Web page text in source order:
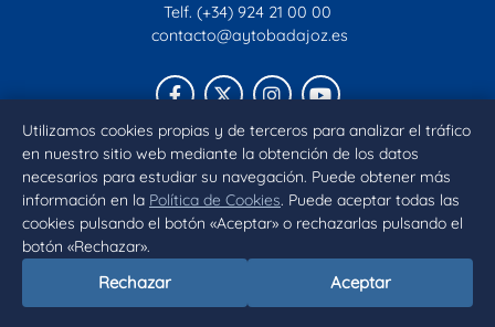
Utilizamos cookies propias y de terceros para analizar el tráfico
en nuestro sitio web mediante la obtención de los datos
necesarios para estudiar su navegación. Puede obtener más
información en la Política de Cookies. Puede aceptar todas las
cookies pulsando el botón «Aceptar» o rechazarlas pulsando el
botón «Rechazar».
Rechazar Aceptar
Telf. (+34) 924 21 00 00
contacto@aytobadajoz.es
Facebook
X Instagram
YouTube
Inicio Aviso legal Privacidad Política de Cookies
Declaración de accesibilidad